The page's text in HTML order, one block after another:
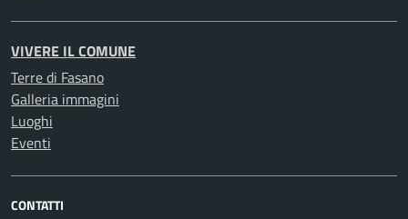
VIVERE IL COMUNE
Terre di Fasano
Galleria immagini
Luoghi
Eventi
CONTATTI